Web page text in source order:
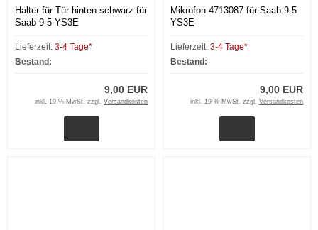
Halter für Tür hinten schwarz für
Saab 9-5 YS3E
Lieferzeit: 3-4 Tage*
Bestand:
9,00 EUR
inkl. 19 % MwSt. zzgl. Versandkosten
Mikrofon 4713087 für Saab 9-5
YS3E
Lieferzeit: 3-4 Tage*
Bestand:
9,00 EUR
inkl. 19 % MwSt. zzgl. Versandkosten